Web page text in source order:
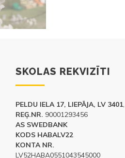
SKOLAS REKVIZĪTI
PELDU IELA 17, LIEPĀJA, LV 3401
REĢ.NR. 90001293456
AS SWEDBANK
KODS HABALV22
KONTA NR.
LV52HABA0551043545000